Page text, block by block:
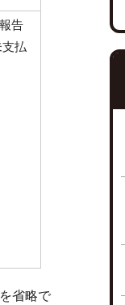
告
払
省略で